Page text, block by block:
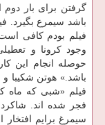
گرفتن برای بار
باشد سیمرع بگیرد.
فیلم بودم کافی
وجود کرونا و
حوصله انجام این
باشد.» هوتن شکیبا و
فیلم «شبی که ماه
فجر شده اند.
سیمرغ برایم